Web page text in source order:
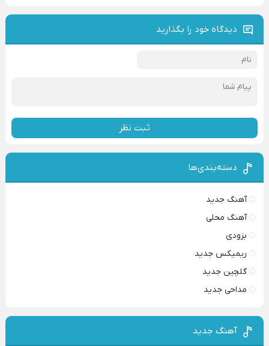
دیدگاه خود را بگذارید
ثبت نظر
دسته‌بندی‌ها
آهنگ جدید
آهنگ محلی
بزودی
ریمیکس جدید
گلچین جدید
مداحی جدید
آهنگ جدید